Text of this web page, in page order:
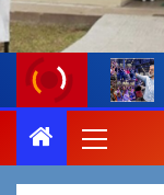
Neurociencia y